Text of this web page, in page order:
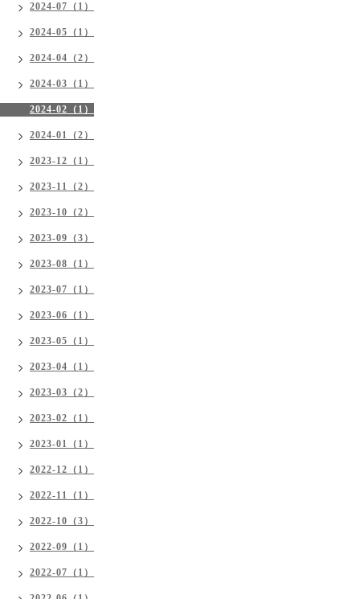
2024-07（1）
2024-05（1）
2024-04（2）
2024-03（1）
2024-02（1）
2024-01（2）
2023-12（1）
2023-11（2）
2023-10（2）
2023-09（3）
2023-08（1）
2023-07（1）
2023-06（1）
2023-05（1）
2023-04（1）
2023-03（2）
2023-02（1）
2023-01（1）
2022-12（1）
2022-11（1）
2022-10（3）
2022-09（1）
2022-07（1）